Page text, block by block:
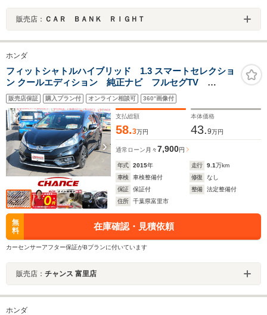
販売店： ＣＡＲ ＢＡＮＫ ＲＩＧＨＴ
ホンダ
フィットシャトルハイブリッド 1.3 スマートセレクショ
ン クールエディション 純正ナビ フルセグTV
Bluetooth バックカメラ ETC CD DVD クルーズ
コントロール 前席シートヒーター HIDヘッドライト
販売店保証 購入プラン付 オンライン相談可 360°画像付
支払総額
58.3万円
本体価格
43.9万円
通常ローン 月々7,900円
年式 2015年 走行 9.1万km
車検
車検整備付 修復
なし
保証
保証付 整備
法定整備付
住所
千葉県富里市
無
料
在庫確認・見積依頼
カーセンサーアフター保証がBプランに付いています
販売店： チャンス 富里店
ホンダ